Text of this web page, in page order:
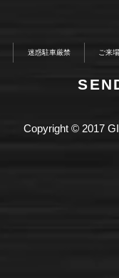
迷惑駐車厳禁 ご来
Copyright © 2017